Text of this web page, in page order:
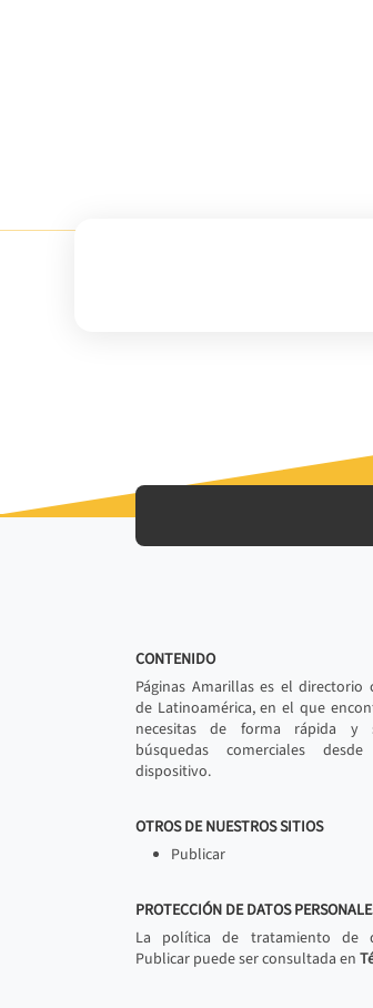
CONTENIDO
Páginas Amarillas es el directorio
de Latinoamérica, en el que
necesitas de forma rápida y
búsquedas comerciales
dispositivo.
OTROS DE NUESTROS SITIOS
Publicar
PROTECCIÓN DE DATOS
La política de tratamiento de
Publicar puede ser consultada en